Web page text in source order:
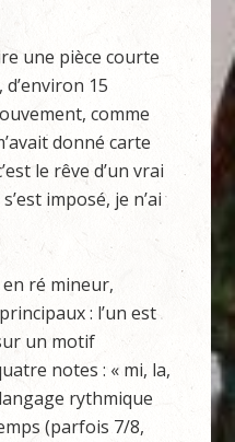
une pièce courte
15
comme
donné carte
le rêve d’un vrai
imposé, je n’ai
ré mineur,
: l’un est
un motif
notes : « mi, la,
rythmique
(parfois 7/8,